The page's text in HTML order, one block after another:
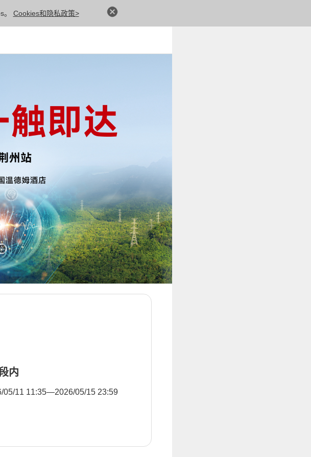
。 Cookies和隐私政策>
内
05/11 11:35—2026/05/15 23:59